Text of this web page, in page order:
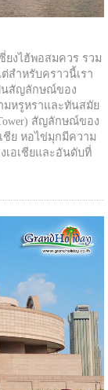
ยงไฮ้พอสมควร รวม
สำหรับคราวนี้เรา
นสัญลักษณ์ของ
มหรูหราและทันสมัย
สัญลักษณ์ของ
ชีย หอไข่มุกมีความ
เอเชียและอันดับที่